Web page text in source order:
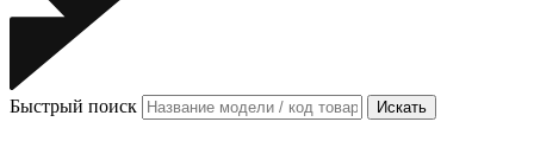
Быстрый поиск Искать